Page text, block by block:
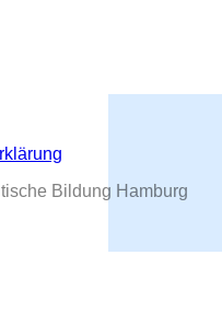
Bildung Hamburg